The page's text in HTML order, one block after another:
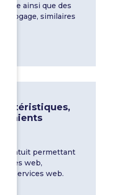
ainsi que des
similaires
gratuit permettant
sites web,
de services web.